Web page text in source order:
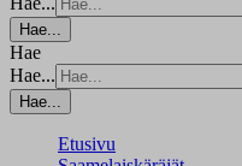
Hae...
Hae
Hae...
Hae...
Etusivu